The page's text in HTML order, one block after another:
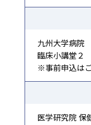
九州大学病院
臨床小講堂２
※事前申込は
医学研究院 保